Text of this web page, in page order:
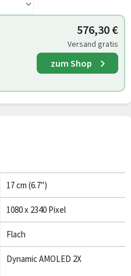
576,30 €
Versand gratis
zum Shop
17 cm (6.7")
1080 x 2340 Pixel
Flach
Dynamic AMOLED 2X